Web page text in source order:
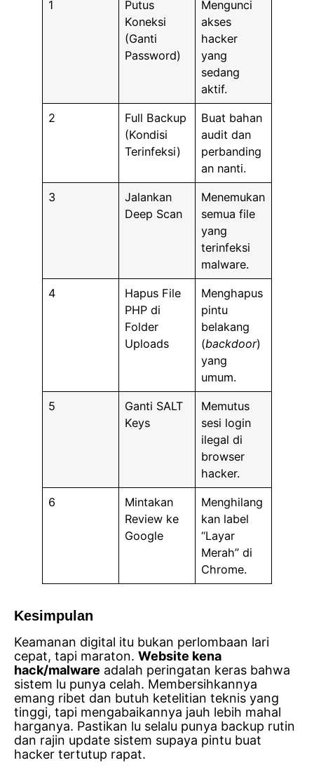
1
Putus
Koneksi
(Ganti
Password)
Mengunci
akses
hacker
yang
sedang
aktif.
2
Full Backup
(Kondisi
Terinfeksi)
Buat bahan
audit dan
perbanding
an nanti.
3
Jalankan
Deep Scan
Menemukan
semua file
yang
terinfeksi
malware.
4
Hapus File
PHP di
Folder
Uploads
Menghapus
pintu
belakang
(backdoor)
yang
umum.
5
Ganti SALT
Keys
Memutus
sesi login
ilegal di
browser
hacker.
6
Mintakan
Review ke
Google
Menghilang
kan label
“Layar
Merah” di
Chrome.
Kesimpulan
Keamanan digital itu bukan perlombaan lari
cepat, tapi maraton. Website kena
hack/malware adalah peringatan keras bahwa
sistem lu punya celah. Membersihkannya
emang ribet dan butuh ketelitian teknis yang
tinggi, tapi mengabaikannya jauh lebih mahal
harganya. Pastikan lu selalu punya backup rutin
dan rajin update sistem supaya pintu buat
hacker tertutup rapat.